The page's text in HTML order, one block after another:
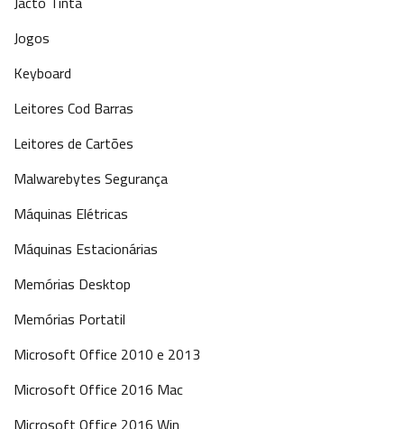
Jogos
Keyboard
Leitores Cod Barras
Leitores de Cartões
Malwarebytes Segurança
Máquinas Elétricas
Máquinas Estacionárias
Memórias Desktop
Memórias Portatil
Microsoft Office 2010 e 2013
Microsoft Office 2016 Mac